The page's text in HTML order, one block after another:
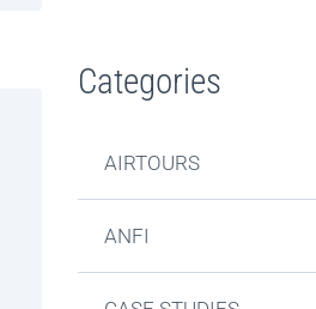
Categories
AIRTOURS
ANFI